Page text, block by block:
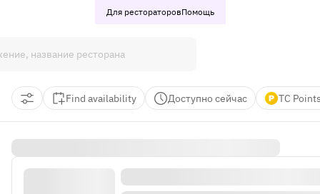
Для рестораторовПомощь
Find availability Доступно сейчас TC